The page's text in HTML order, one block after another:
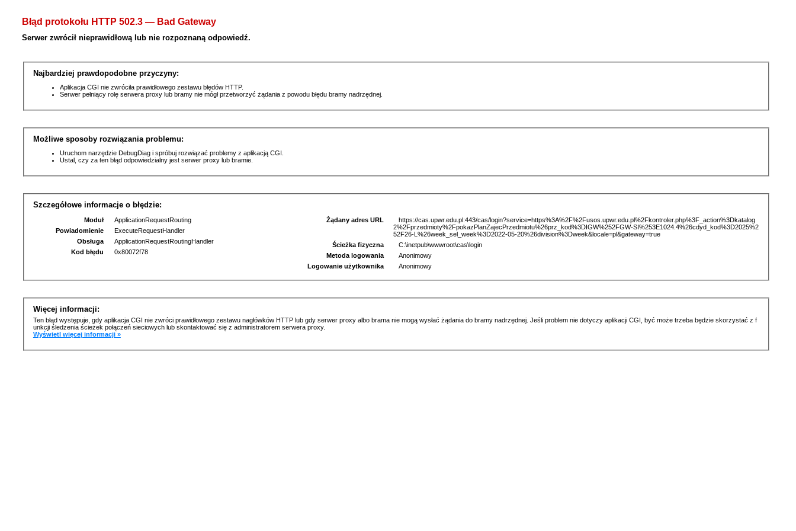
Błąd protokołu HTTP 502.3 — Bad Gateway
Serwer zwrócił nieprawidłową lub nie rozpoznaną odpowiedź.
Najbardziej prawdopodobne przyczyny:
Aplikacja CGI nie zwróciła prawidłowego zestawu błędów HTTP.
Serwer pełniący rolę serwera proxy lub bramy nie mógł przetworzyć żądania z powodu błędu bramy nadrzędnej.
Możliwe sposoby rozwiązania problemu:
Uruchom narzędzie DebugDiag i spróbuj rozwiązać problemy z aplikacją CGI.
Ustal, czy za ten błąd odpowiedzialny jest serwer proxy lub bramie.
Szczegółowe informacje o błędzie:
Moduł
ApplicationRequestRouting
Powiadomienie
ExecuteRequestHandler
Obsługa
ApplicationRequestRoutingHandler
Kod błędu
0x80072f78
Żądany adres URL
https://cas.upwr.edu.pl:443/cas/login?service=https%3A%2F%2Fusos.upwr.edu.pl%2Fkontroler.php%3F_action%3Dkatalog
2%2Fprzedmioty%2FpokazPlanZajecPrzedmiotu%26prz_kod%3DIGW%252FGW-SI%253E1024.4%26cdyd_kod%3D2025%2
52F26-L%26week_sel_week%3D2022-05-20%26division%3Dweek&locale=pl&gateway=true
Ścieżka fizyczna
C:\inetpub\wwwroot\cas\login
Metoda logowania
Anonimowy
Logowanie użytkownika
Anonimowy
Więcej informacji:
Ten błąd występuje, gdy aplikacja CGI nie zwróci prawidłowego zestawu nagłówków HTTP lub gdy serwer proxy albo brama nie mogą wysłać żądania do bramy nadrzędnej. Jeśli problem nie dotyczy aplikacji CGI, być może trzeba będzie skorzystać z f
unkcji śledzenia ścieżek połączeń sieciowych lub skontaktować się z administratorem serwera proxy.
Wyświetl więcej informacji »